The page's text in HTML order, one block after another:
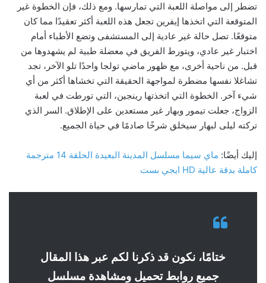
تضطر إلى مواصلة اللعبة التي تمارسها. ومع ذلك، فإن الخطوة غير
المتوقعة التي اتخذها إيفرين تجعل هذه اللعبة أكثر تعقيدًا مما كان
متوقعًا. تصل حالة غير عادية إلى المستشفى وتضع الأطباء أمام
اختبار غير عادي، ويتورط الفريق في معضلة طبية لم يشهدوها من
قبل. من ناحية أخرى، مع ظهور ماضي تولجا واحدًا تلو الآخر، تجد
تشاغلا نفسها مضطرة لمواجهة الحقيقة التي تخشاها أكثر من أي
شيء آخر. الخطوة التي اتخذتها رينجين، التي تورطت في لعبة
الزواج، جعلت تيمور وبهار غير مستعدين على الإطلاق. السر الذي
تركته ليلى لبهار سيخلق شرخًا صادمًا في حياة الجميع.
إليك أيضًا:
ماي سيما مسلسل المدينة البعيدة الحلقة 14 مترجمة
كاملة بدقة عالية HD ايجي بست
ختامًا، نكون قد ذكرنا لكم عبر هذا المقال
جميع روابط تحميل ومشاهدة مسلسل